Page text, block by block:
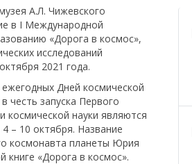
А.Л. Чижевского
в I Международной
«Дорога в космос»,
исследований
2021 года.
Дней космической
честь запуска Первого
космической науки являются
– 10 октября. Название
космонавта планеты Юрия
книге «Дорога в космос».